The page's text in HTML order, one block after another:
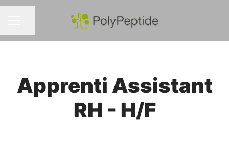
Partager la page
Apprenti Assistant
RH - H/F